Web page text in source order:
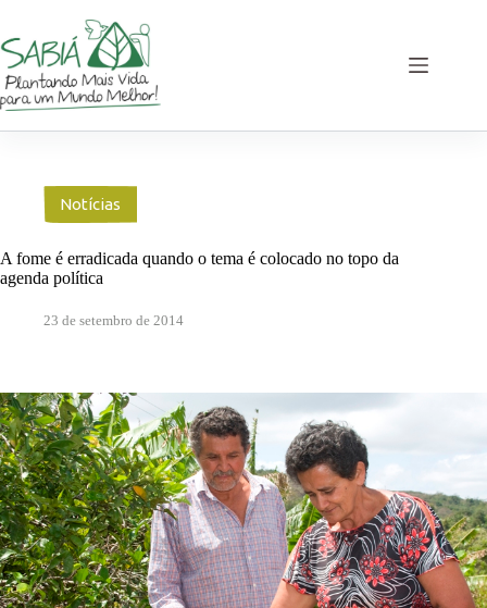
o
conteúdo
Notícias
A fome é erradicada quando o tema é colocado no topo da
agenda política
23 de setembro de 2014